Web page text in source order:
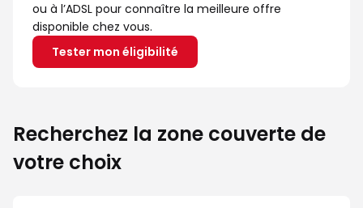
ou à l’ADSL pour connaître la meilleure offre
disponible chez vous.
Tester mon éligibilité
Recherchez la zone couverte de
votre choix